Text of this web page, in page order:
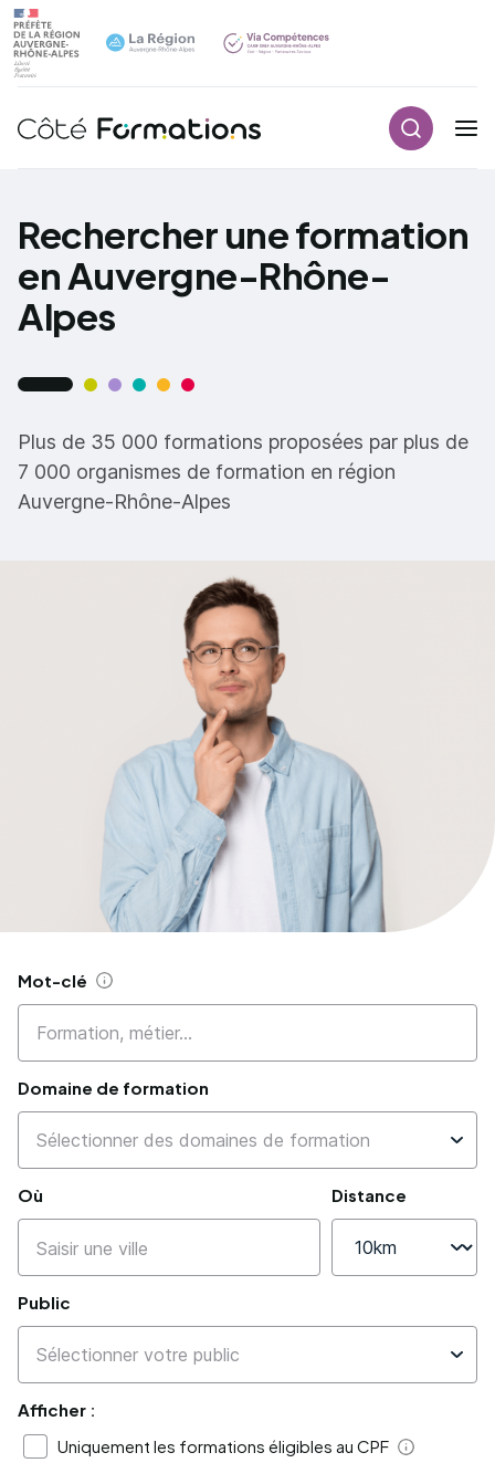
Navigation principale
Rechercher une formation
en Auvergne-Rhône-
Alpes
Plus de 35 000 formations proposées par plus de
7 000 organismes de formation en région
Auvergne-Rhône-Alpes
Mot-clé Aide
Domaine de formation
Où Distance
Public
Afficher :
Uniquement les formations éligibles au CPF
Aide